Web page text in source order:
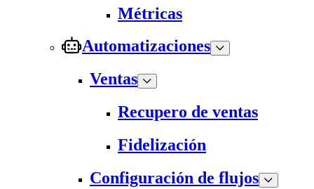
Métricas
Automatizaciones
Ventas
Recupero de ventas
Fidelización
Configuración de flujos